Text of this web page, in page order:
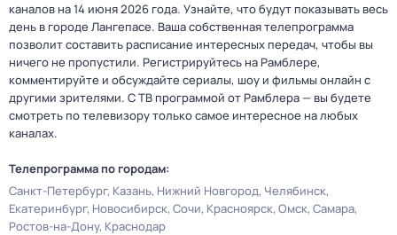
каналов на 14 июня 2026 года. Узнайте, что будут показывать весь
день в городе Лангепасе. Ваша собственная телепрограмма
позволит составить расписание интересных передач, чтобы вы
ничего не пропустили. Регистрируйтесь на Рамблере,
комментируйте и обсуждайте сериалы, шоу и фильмы онлайн с
другими зрителями. С ТВ программой от Рамблера — вы будете
смотреть по телевизору только самое интересное на любых
каналах.
Телепрограмма по городам:
Санкт-Петербург Казань Нижний Новгород Челябинск
Екатеринбург Новосибирск Сочи Красноярск Омск Самара
Ростов-на-Дону Краснодар